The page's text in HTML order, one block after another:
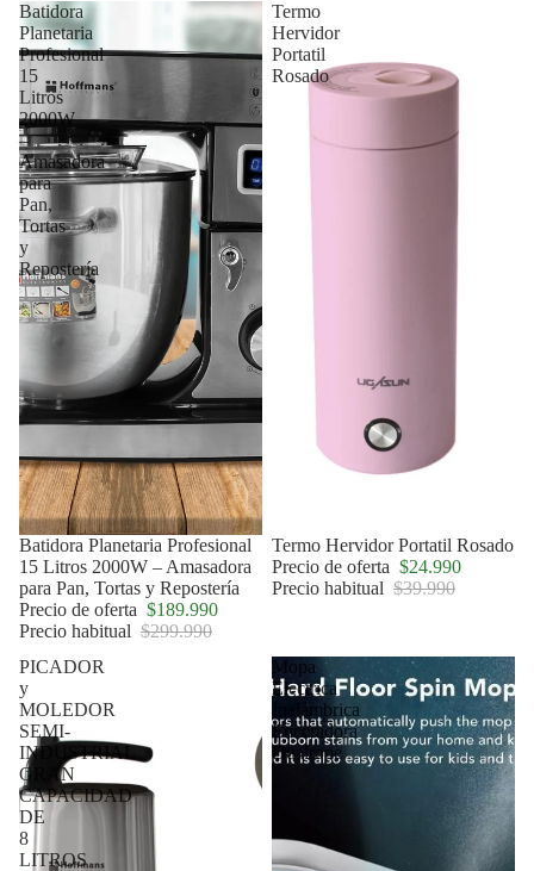
Batidora
Planetaria
Profesional
15
Litros
2000W
–
Amasadora
para
Pan,
Tortas
y
Repostería
Agotado
Batidora Planetaria Profesional
15 Litros 2000W – Amasadora
para Pan, Tortas y Repostería
Precio de oferta $189.990
Precio habitual $299.990
Termo
Hervidor
Portatil
Rosado
Oferta
Termo Hervidor Portatil Rosado
Precio de oferta $24.990
Precio habitual $39.990
PICADOR
y
MOLEDOR
SEMI-
INDUSTRIAL
GRAN
CAPACIDAD
DE
8
LITROS
Mopa
Electrica
Inalámbrica
Enceradora
Dualrope